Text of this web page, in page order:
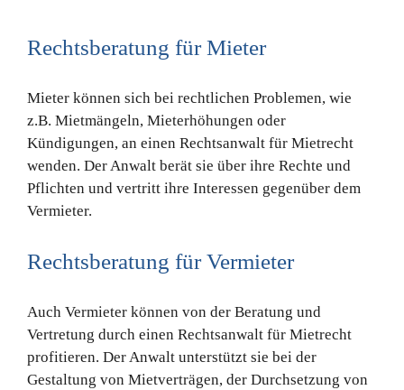
Rechtsberatung für Mieter
Mieter können sich bei rechtlichen Problemen, wie
z.B. Mietmängeln, Mieterhöhungen oder
Kündigungen, an einen Rechtsanwalt für Mietrecht
wenden. Der Anwalt berät sie über ihre Rechte und
Pflichten und vertritt ihre Interessen gegenüber dem
Vermieter.
Rechtsberatung für Vermieter
Auch Vermieter können von der Beratung und
Vertretung durch einen Rechtsanwalt für Mietrecht
profitieren. Der Anwalt unterstützt sie bei der
Gestaltung von Mietverträgen, der Durchsetzung von